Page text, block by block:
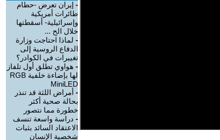
- إيران تعرض -حطام
طائرات أمريكية
وإسرائيلية- أسقطتها
خلال الح ...
- لماذا احتاجت وزارة
الدفاع الروسية إلى
تغييرات في الكوادر؟
- هواوي تطلق أول تلفاز
لها بإضاءة خلفية RGB
MiniLED
- أمراض اللثة قد تنذر
بحالة صحية أكثر
خطورة مما نتصور
- دراسة واسعة تنسف
الاعتقاد السائد بثبات
شخصية الإنسان